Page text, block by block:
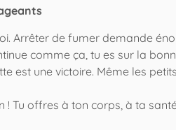
Arrêter de fumer demande
comme ça, tu es sur la
est une victoire. Même les
! Tu offres à ton corps, à ta